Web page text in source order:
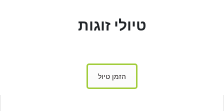
טיולי זוגות
הזמן טיול